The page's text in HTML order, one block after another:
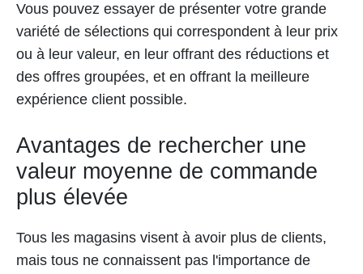
Vous pouvez essayer de présenter votre grande
variété de sélections qui correspondent à leur prix
ou à leur valeur, en leur offrant des réductions et
des offres groupées, et en offrant la meilleure
expérience client possible.
Avantages de rechercher une
valeur moyenne de commande
plus élevée
Tous les magasins visent à avoir plus de clients,
mais tous ne connaissent pas l'importance de